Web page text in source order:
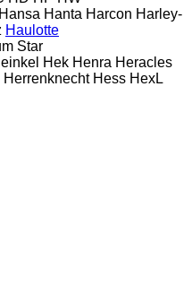
Hansa Hanta Harcon Harley-
Haulotte
Star
Hek Henra Heracles
Herrenknecht Hess HexL